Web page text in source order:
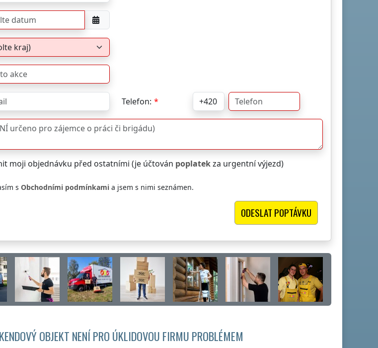
Telefon:
moji objednávku před ostatními (je účtován poplatekza urgentní výjezd)
s Obchodními podmínkami a jsem s nimi seznámen.
OBJEKT NENÍ PRO ÚKLIDOVOU FIRMU PROBLÉMEM